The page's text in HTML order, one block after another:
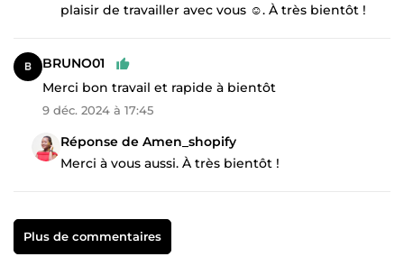
plaisir de travailler avec vous ☺️. À très bientôt !
BRUNO01
Merci bon travail et rapide à bientôt
9 déc. 2024 à 17:45
Réponse de Amen_shopify
Merci à vous aussi. À très bientôt !
Plus de commentaires